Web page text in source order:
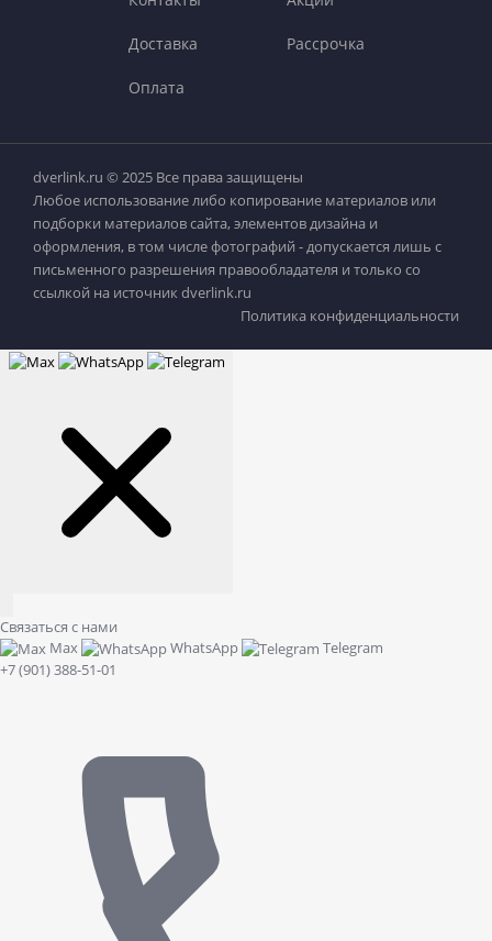
Доставка
Оплата
Рассрочка
dverlink.ru © 2025 Все права защищены
Любое использование либо копирование материалов или
подборки материалов сайта, элементов дизайна и
оформления, в том числе фотографий - допускается лишь с
письменного разрешения правообладателя и только со
ссылкой на источник dverlink.ru
Политика конфиденциальности
Связаться с нами
Max
WhatsApp
Telegram
+7 (901) 388-51-01